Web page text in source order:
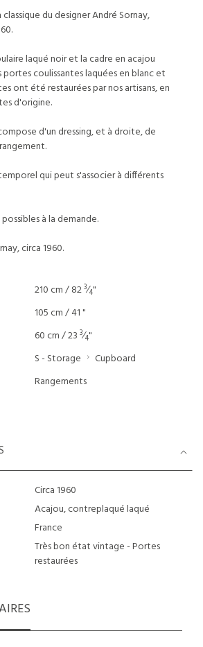
du designer André Sornay,
laqué noir et la cadre en acajou
coulissantes laquées en blanc et
ont été restaurées par nos artisans, en
d'origine.
d'un dressing, et à droite, de
qui peut s'associer à différents
à la demande.
circa 1960.
210 cm / 823⁄4"
105 cm / 41 "
60 cm / 23 3⁄4"
S - Storage
Cupboard
Rangements
Circa 1960
Acajou, contreplaqué laqué
France
Très bon état vintage - Portes
restaurées